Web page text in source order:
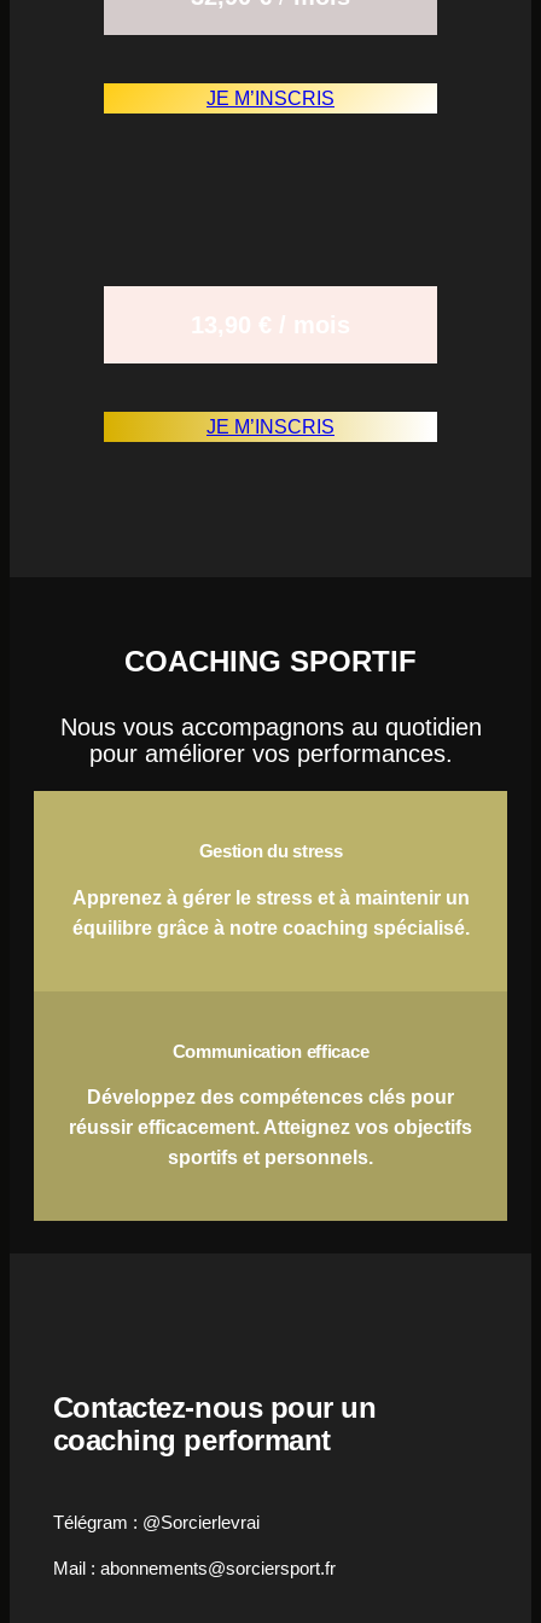
JE M’INSCRIS
JE M’INSCRIS
COACHING SPORTIF
Nous vous accompagnons au quotidien
pour améliorer vos performances.
Gestion du stress
Apprenez à gérer le stress et à maintenir un
équilibre grâce à notre coaching spécialisé.
Communication efficace
Développez des compétences clés pour
réussir efficacement. Atteignez vos objectifs
sportifs et personnels.
Contactez-nous pour un
coaching performant
Télégram : @Sorcierlevrai
Mail : abonnements@sorciersport.fr